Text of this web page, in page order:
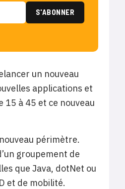
un nouveau
applications et
15 à 45 et ce nouveau
périmètre.
groupement de
que Java, dotNet ou
et de mobilité.